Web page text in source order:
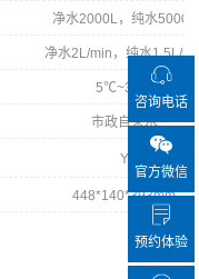
净水2000L，纯水5000L
净水2L/min，纯水1.5L/
5℃~38℃
市政自来水
Y
448*140*393mm
咨询电话
官方微信
预约体验